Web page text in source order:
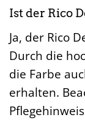
Ist der Rico
Ja, der Rico
Durch die
die Farbe
erhalten.